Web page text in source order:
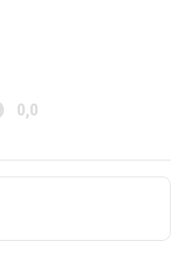
0,0